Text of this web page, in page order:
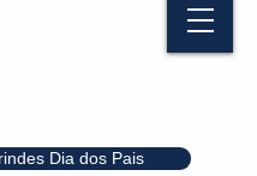
Dia dos Pais